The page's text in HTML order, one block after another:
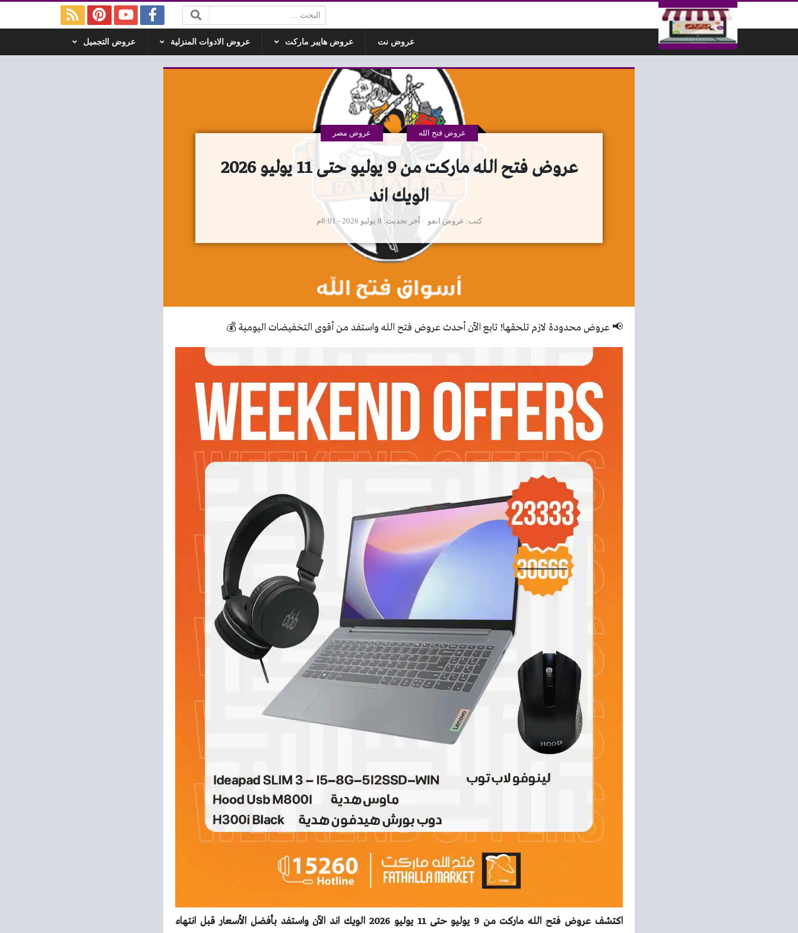
التخطي إلى المحتوى
البحث:
عروض نت عروض هايبر ماركت عروض الادوات المنزلية عروض التجميل
عروض فتح الله ماركت من 9 يوليو حتى 11 يوليو 2026
الويك اند
كتب عروض انفو
عروض فتح الله عروض مصر
آخر تحديث 8 يوليو 2026 - 8:01م
📢 عروض محدودة لازم تلحقها! تابع الآن أحدث عروض فتح الله واستفد من أقوى التخفيضات اليومية 💰
اكتشف عروض فتح الله ماركت من 9 يوليو حتى 11 يوليو 2026 الويك اند الآن واستفد بأفضل الأسعار قبل انتهاء